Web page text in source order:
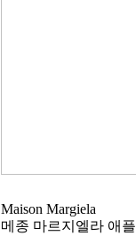
Maison Margiela
메종 마르지엘라 애